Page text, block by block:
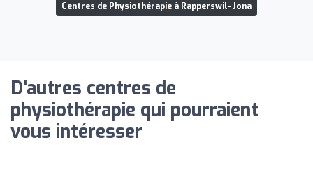
Centres de Physiothérapie à Rapperswil-Jona
D'autres centres de
physiothérapie qui pourraient
vous intéresser